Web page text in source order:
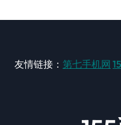
友情链接： 第七手机网